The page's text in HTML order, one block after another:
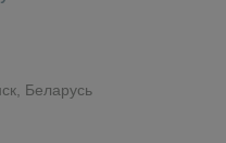
Беларусь